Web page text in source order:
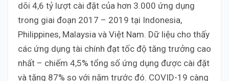
dõi 4,6 tỷ lượt cài đặt của hơn 3.000 ứng dụng
trong giai đoạn 2017 – 2019 tại Indonesia,
Philippines, Malaysia và Việt Nam. Dữ liệu cho thấy
các ứng dụng tài chính đạt tốc độ tăng trưởng cao
nhất – chiếm 4,5% tổng số ứng dụng được cài đặt
và tăng 87% so với năm trước đó. COVID-19 càng